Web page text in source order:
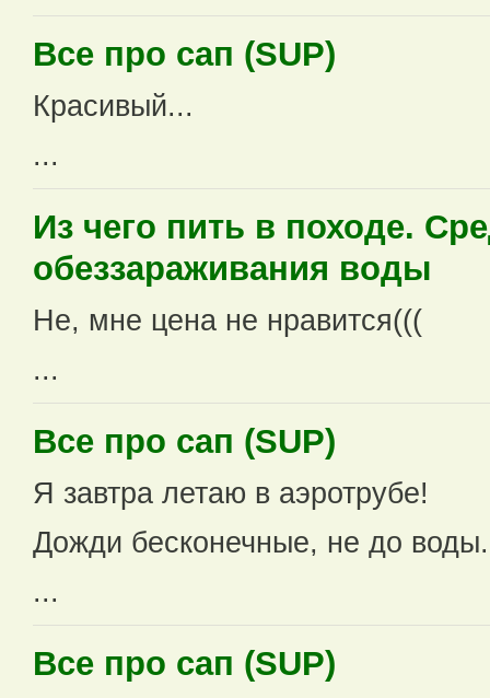
Все про сап (SUP)
Красивый...
...
Из чего пить в походе.
обеззараживания воды
Не, мне цена не нравится(((
...
Все про сап (SUP)
Я завтра летаю в аэротрубе!
Дожди бесконечные, не до воды.
...
Все про сап (SUP)